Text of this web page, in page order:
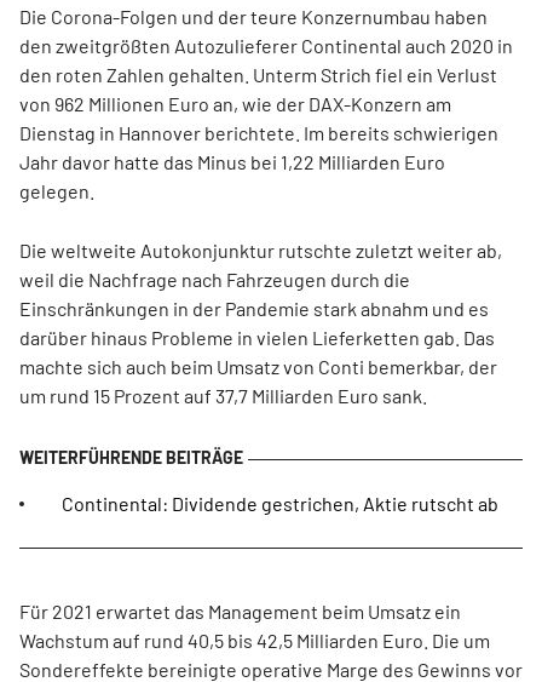
Die Corona-Folgen und der teure Konzernumbau haben
den zweitgrößten Autozulieferer Continental auch 2020 in
den roten Zahlen gehalten. Unterm Strich fiel ein Verlust
von 962 Millionen Euro an, wie der DAX-Konzern am
Dienstag in Hannover berichtete. Im bereits schwierigen
Jahr davor hatte das Minus bei 1,22 Milliarden Euro
gelegen.
Die weltweite Autokonjunktur rutschte zuletzt weiter ab,
weil die Nachfrage nach Fahrzeugen durch die
Einschränkungen in der Pandemie stark abnahm und es
darüber hinaus Probleme in vielen Lieferketten gab. Das
machte sich auch beim Umsatz von Conti bemerkbar, der
um rund 15 Prozent auf 37,7 Milliarden Euro sank.
Continental: Dividende gestrichen, Aktie rutscht ab
Für 2021 erwartet das Management beim Umsatz ein
Wachstum auf rund 40,5 bis 42,5 Milliarden Euro. Die um
Sondereffekte bereinigte operative Marge des Gewinns vor